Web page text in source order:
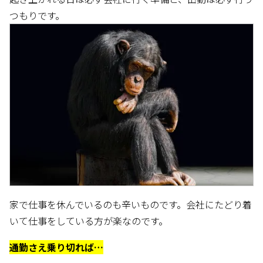
つもりです。
家で仕事を休んでいるのも辛いものです。会社にたどり着
いて仕事をしている方が楽なのです。
通勤さえ乗り切れば…